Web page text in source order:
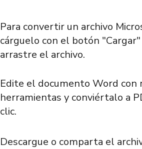
Para convertir un archivo
cárguelo con el botón
arrastre el archivo.
Edite el documento Word con
herramientas y conviértalo a
clic.
Descargue o comparta el